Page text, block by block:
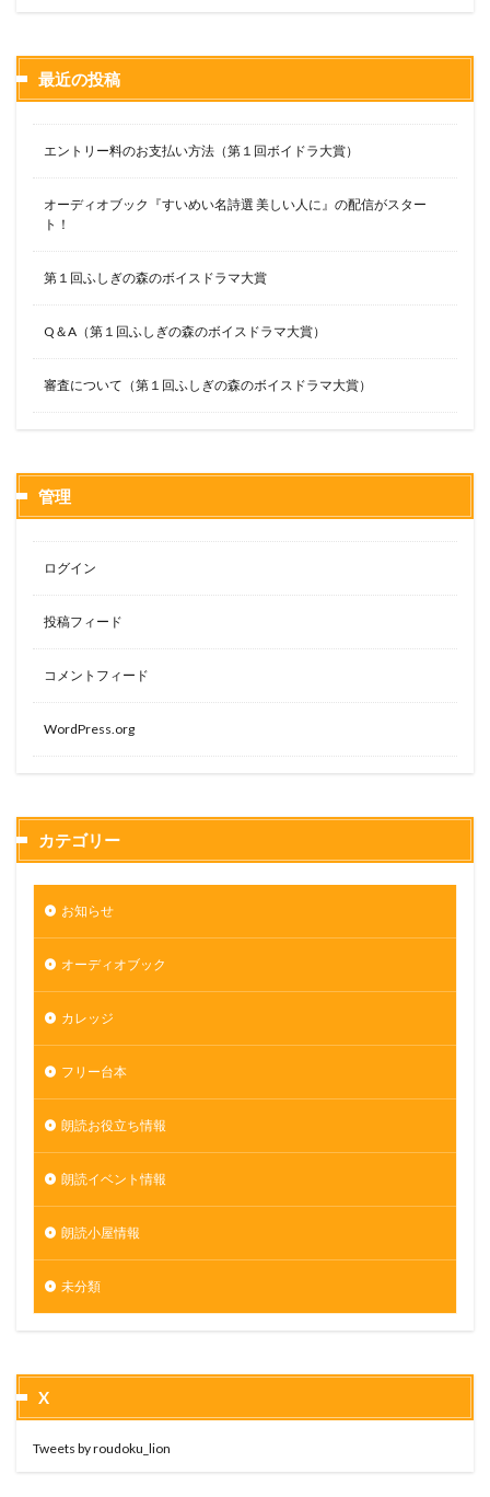
最近の投稿
エントリー料のお支払い方法（第１回ボイドラ大賞）
オーディオブック『すいめい名詩選 美しい人に』の配信がスター
ト！
第１回ふしぎの森のボイスドラマ大賞
Q＆A（第１回ふしぎの森のボイスドラマ大賞）
審査について（第１回ふしぎの森のボイスドラマ大賞）
管理
ログイン
投稿フィード
コメントフィード
WordPress.org
カテゴリー
お知らせ
オーディオブック
カレッジ
フリー台本
朗読お役立ち情報
朗読イベント情報
朗読小屋情報
未分類
X
Tweets by roudoku_lion